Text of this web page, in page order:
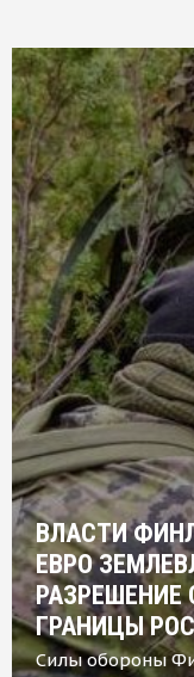
ВЛАСТИ
ЕВРО
РАЗРЕШЕНИЕ
ГРАНИЦЫ
Силы обороны